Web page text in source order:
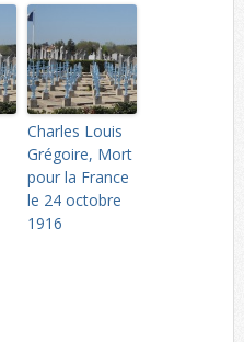
Charles Louis
Grégoire, Mort
pour la France
le 24 octobre
1916